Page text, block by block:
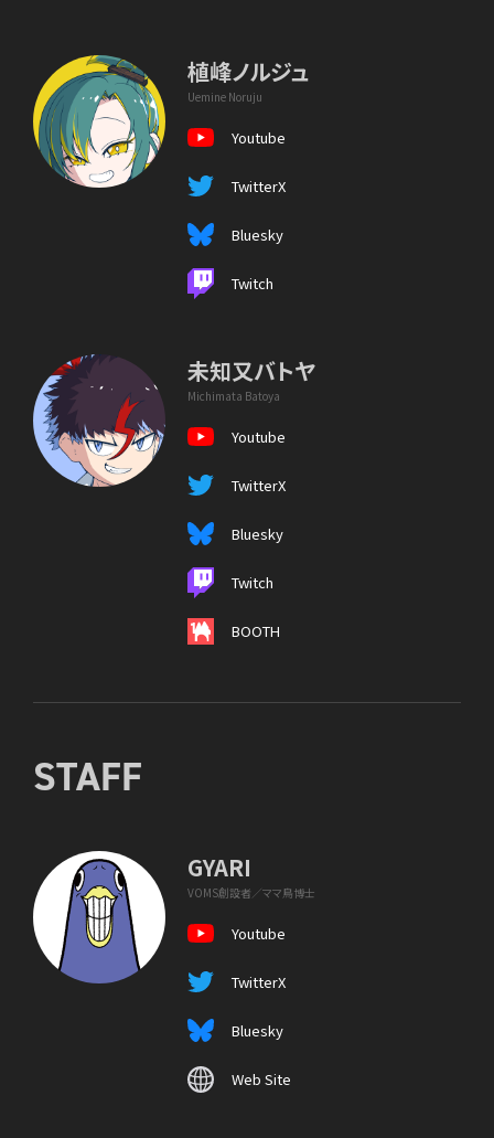
植峰ノルジュ
Uemine Noruju
Youtube
TwitterX
Bluesky
Twitch
未知又バトヤ
Michimata Batoya
Youtube
TwitterX
Bluesky
Twitch
BOOTH
STAFF
GYARI
VOMS創設者／ママ鳥博士
Youtube
TwitterX
Bluesky
Web Site